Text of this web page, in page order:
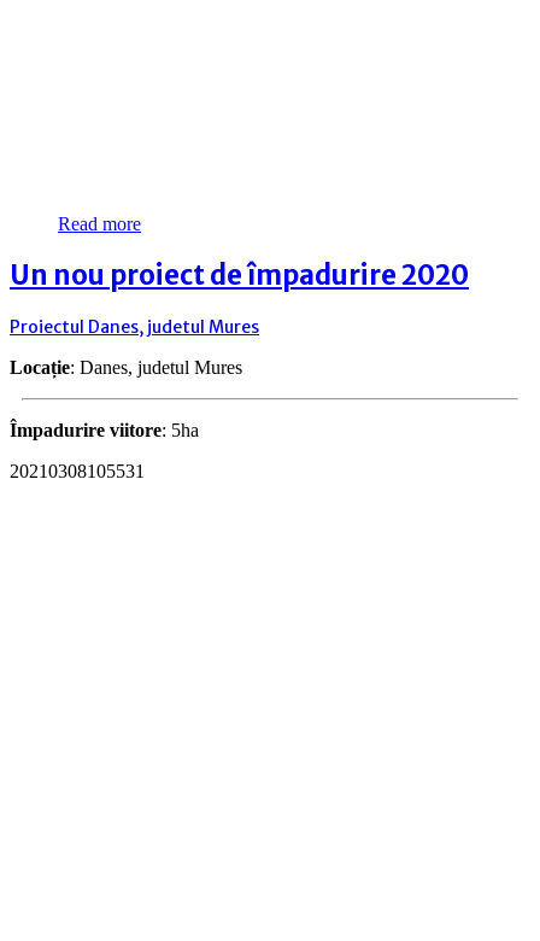
Read more
Un nou proiect de împadurire 2020
Proiectul Danes, judetul Mures
Locație: Danes, judetul Mures
Împadurire viitore: 5ha
20210308105531